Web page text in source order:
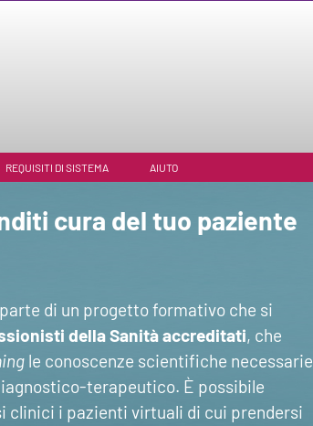
REQUISITI DI SISTEMA AIUTO
cura del tuo paziente
di un progetto formativo che si
della Sanità accreditati, che
le conoscenze scientifiche necessarie
terapeutico. È possibile
clinici i pazienti virtuali di cui prendersi